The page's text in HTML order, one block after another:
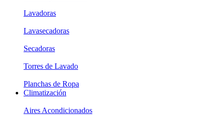
Lavadoras
Lavasecadoras
Secadoras
Torres de Lavado
Planchas de Ropa
Climatización
Aires Acondicionados